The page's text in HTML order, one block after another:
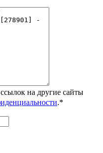
на другие сайты
.*